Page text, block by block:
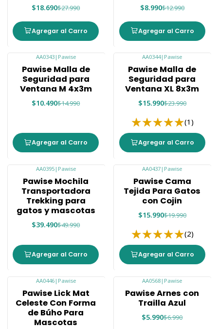
$18.690$27.990
Agregar al Carro
$8.990$12.990
Agregar al Carro
AA0343| Pawise
Pawise Malla de
Seguridad para
Ventana M 4x3m
$10.490$14.990
Agregar al Carro
AA0344| Pawise
Pawise Malla de
Seguridad para
Ventana XL 8x3m
$15.990$23.990
(1)
Agregar al Carro
AA0395| Pawise
Pawise Mochila
Transportadora
Trekking para
gatos y mascotas
$39.490$49.990
Agregar al Carro
AA0437 | Pawise
Pawise Cama
Tejida Para Gatos
con Cojin
$15.990$19.990
(2)
Agregar al Carro
AA0446| Pawise
Pawise Lick Mat
Celeste Con Forma
de Búho Para
Mascotas
AA0568 | Pawise
Pawise Arnes con
Trailla Azul
$5.990$6.990